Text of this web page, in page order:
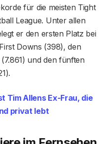
für die meisten Tight
League. Unter allen
er den ersten Platz bei
Downs (398), den
und den fünften
Tim Allens Ex-Frau, die
privat lebt